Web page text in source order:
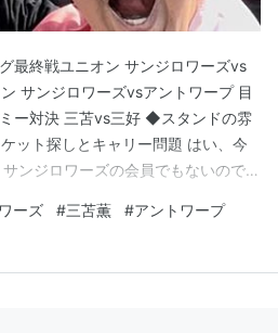
最終戦ユニオン サンジロワーズvs
サンジロワーズvsアントワープ 目
ー対決 三苫vs三好 ◆スタンドの雰
ト探しとキャリー問題 はい、今
ンジロワーズの会員でもないので買
！？ベルギーとかオランダとか
ーズ #三苫薫 #アントワープ